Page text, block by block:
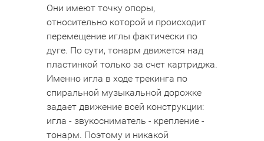
Они имеют точку опоры,
относительно которой и происходит
перемещение иглы фактически по
дуге. По сути, тонарм движется над
пластинкой только за счет картриджа.
Именно игла в ходе трекинга по
спиральной музыкальной дорожке
задает движение всей конструкции:
игла - звукосниматель - крепление -
тонарм. Поэтому и никакой